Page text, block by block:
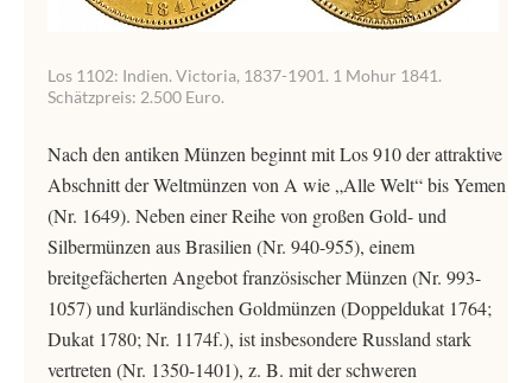
Los 1102: Indien. Victoria, 1837-1901. 1 Mohur 1841.
Schätzpreis: 2.500 Euro.
Nach den antiken Münzen beginnt mit Los 910 der attraktive
Abschnitt der Weltmünzen von A wie „Alle Welt“ bis Yemen
(Nr. 1649). Neben einer Reihe von großen Gold- und
Silbermünzen aus Brasilien (Nr. 940-955), einem
breitgefächerten Angebot französischer Münzen (Nr. 993-
1057) und kurländischen Goldmünzen (Doppeldukat 1764;
Dukat 1780; Nr. 1174f.), ist insbesondere Russland stark
vertreten (Nr. 1350-1401), z. B. mit der schweren